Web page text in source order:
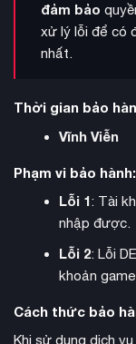
Gói Flavor Packs
Fate of Iberia (bán
đảm bảo
xử lý lỗi để có
nhất.
Thời gian bảo
Vĩnh Viễn
Phạm vi bảo hành:
Lỗi 1: Tài
nhập được.
Lỗi 2: Lỗi
khoản
Cách thức bảo
Khi sử dụng dịch